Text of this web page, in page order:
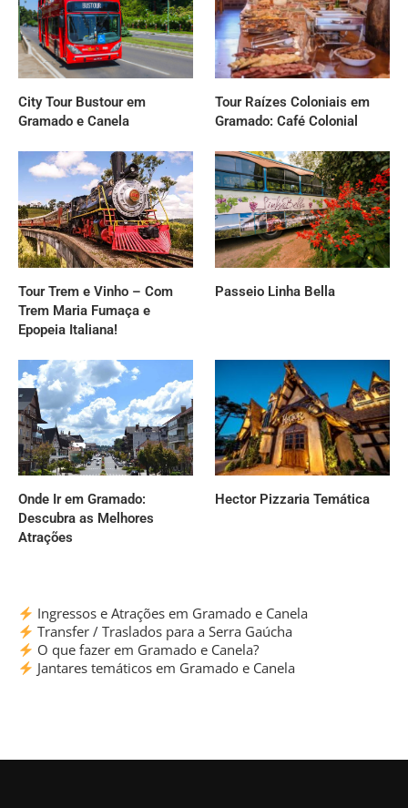
City Tour Bustour em
Gramado e Canela
Tour Raízes Coloniais em
Gramado: Café Colonial
Tour Trem e Vinho – Com
Trem Maria Fumaça e
Epopeia Italiana!
Passeio Linha Bella
Onde Ir em Gramado:
Descubra as Melhores
Atrações
Hector Pizzaria Temática
Ingressos e Atrações em Gramado e Canela
Transfer / Traslados para a Serra Gaúcha
O que fazer em Gramado e Canela?
Jantares temáticos em Gramado e Canela